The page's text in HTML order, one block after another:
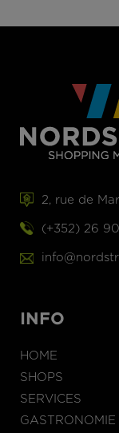
2, rue de
(+352) 26
INFO
HOME
SHOPS
SERVICES
GASTRONOMIE